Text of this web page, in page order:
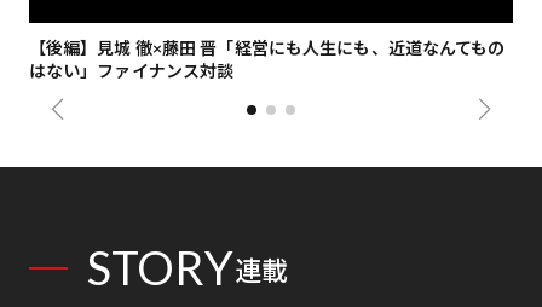
【後編】見城 徹×藤田 晋「経営にも人生にも、近道なんてもの
はない」ファイナンス対談
STORY連載